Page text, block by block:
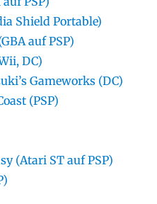
Shield Portable)
auf PSP)
DC)
Gameworks (DC)
(PSP)
(Atari ST auf PSP)